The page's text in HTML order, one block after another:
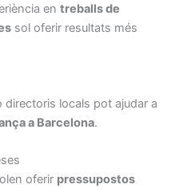
en treballs de
sol oferir resultats més
locals pot ajudar a
a Barcelona.
oferir pressupostos